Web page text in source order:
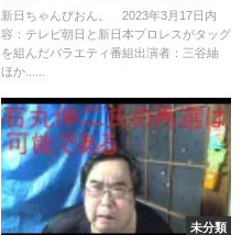
プロレスバラエティ 3月17日
新日ちゃんぴおん。 2023年3月17日内
容：テレビ朝日と新日本プロレスがタッグ
を組んだバラエティ番組出演者：三谷紬
ほか......
未分類